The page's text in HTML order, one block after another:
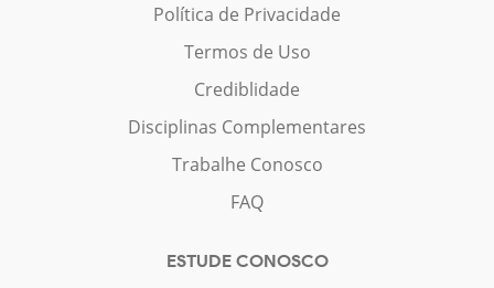
Política de Privacidade
Termos de Uso
Crediblidade
Disciplinas Complementares
Trabalhe Conosco
FAQ
ESTUDE CONOSCO